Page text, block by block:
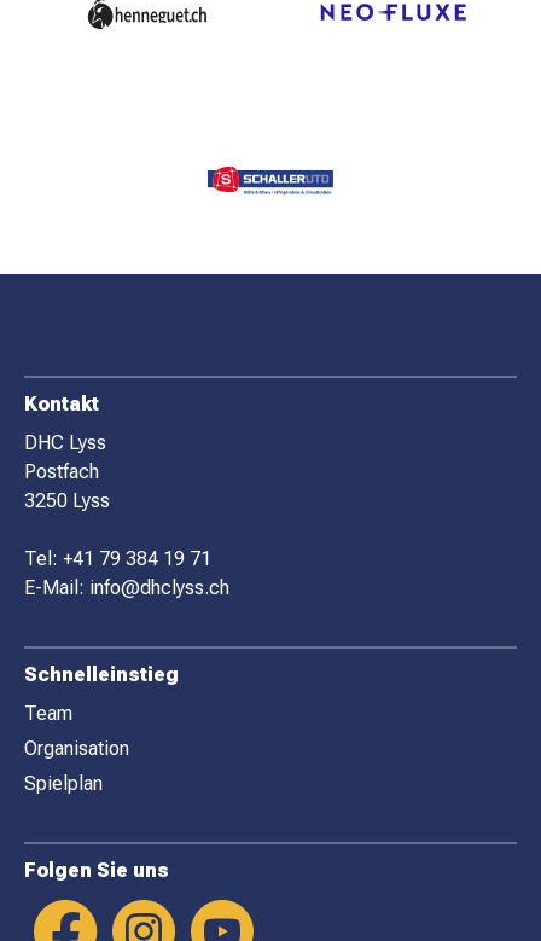
F
O
O
T
E
R
Kontakt
DHC Lyss
Postfach
3250 Lyss
Tel: +41 79 384 19 71
E-Mail: info@dhclyss.ch
Schnelleinstieg
Team
Organisation
Spielplan
Folgen Sie uns